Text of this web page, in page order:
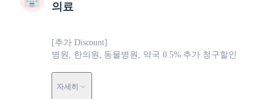
의료
[추가 Discount]
병원, 한의원, 동물병원, 약국 0.5% 추가 청구할인
자세히